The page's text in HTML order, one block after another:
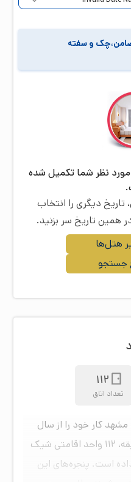
و سفته
مورد نظر شما تکمیل شده
تاریخ دیگری را انتخاب
همین تاریخ سر بزنید.
جستجو
هتل‌ها
112
تعداد اتاق
کار خود را از سال
۱۳۹۴ آغاز کرد و با داشتن ۱۶ طبقه، ۱۱۲ واحد اقامتی شیک
داده است. پنجره‌های این